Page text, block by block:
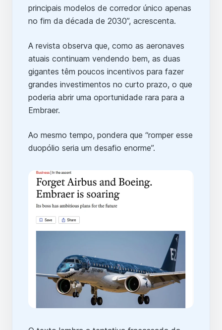
principais modelos de corredor único apenas
no fim da década de 2030”, acrescenta.
A revista observa que, como as aeronaves
atuais continuam vendendo bem, as duas
gigantes têm poucos incentivos para fazer
grandes investimentos no curto prazo, o que
poderia abrir uma oportunidade rara para a
Embraer.
Ao mesmo tempo, pondera que “romper esse
duopólio seria um desafio enorme”.